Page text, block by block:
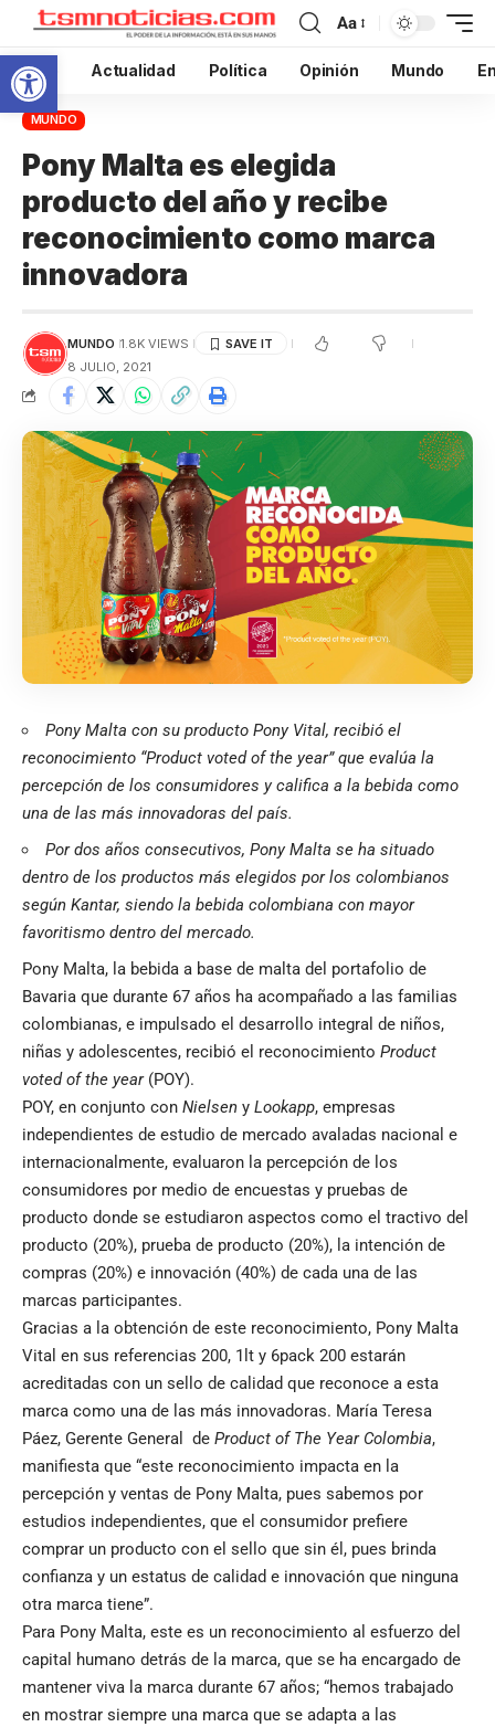
Abrir barra de herramientas
Aa
Inicio Actualidad Política Opinión Mundo
MUNDO
Pony Malta es elegida
producto del año y recibe
reconocimiento como marca
innovadora
MUNDO 1.8K VIEWS
8 JULIO, 2021
Pony Malta con su producto Pony Vital, recibió el
reconocimiento “Product voted of the year” que evalúa la
percepción de los consumidores y califica a la bebida como
una de las más innovadoras del país.
Por dos años consecutivos, Pony Malta se ha situado
dentro de los productos más elegidos por los colombianos
según Kantar, siendo la bebida colombiana con mayor
favoritismo dentro del mercado.
Pony Malta, la bebida a base de malta del portafolio de
Bavaria que durante 67 años ha acompañado a las familias
colombianas, e impulsado el desarrollo integral de niños,
niñas y adolescentes, recibió el reconocimiento Product
voted of the year(POY).
POY, en conjunto con Nielsen y Lookapp, empresas
independientes de estudio de mercado avaladas nacional e
internacionalmente, evaluaron la percepción de los
consumidores por medio de encuestas y pruebas de
producto donde se estudiaron aspectos como el tractivo del
producto (20%), prueba de producto (20%), la intención de
compras (20%) e innovación (40%) de cada una de las
marcas participantes.
Gracias a la obtención de este reconocimiento, Pony Malta
Vital en sus referencias 200, 1lt y 6pack 200 estarán
acreditadas con un sello de calidad que reconoce a esta
marca como una de las más innovadoras. María Teresa
Páez, Gerente General de Product of The Year Colombia,
manifiesta que “este reconocimiento impacta en la
percepción y ventas de Pony Malta, pues sabemos por
estudios independientes, que el consumidor prefiere
comprar un producto con el sello que sin él, pues brinda
confianza y un estatus de calidad e innovación que ninguna
otra marca tiene”.
Para Pony Malta, este es un reconocimiento al esfuerzo del
capital humano detrás de la marca, que se ha encargado de
mantener viva la marca durante 67 años; “hemos trabajado
en mostrar siempre una marca que se adapta a las